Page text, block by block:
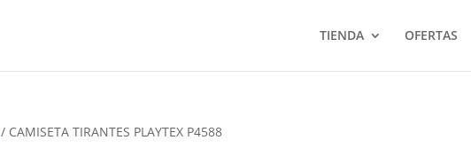
TIENDA OFERTAS
/ CAMISETA TIRANTES PLAYTEX P4588